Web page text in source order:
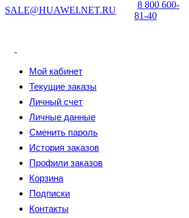
SALE@HUAWEI.NET.RU
8 800 600-
81-40
Мой кабинет
Текущие заказы
Личный счет
Личные данные
Сменить пароль
История заказов
Профили заказов
Корзина
Подписки
Контакты